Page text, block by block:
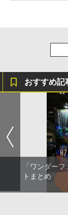
おすすめ記
「ワンダー
トまとめ